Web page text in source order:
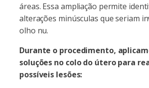
áreas. Essa ampliação permite
alterações minúsculas que seriam
olho nu.
Durante o procedimento,
soluções no colo do útero para
possíveis lesões: